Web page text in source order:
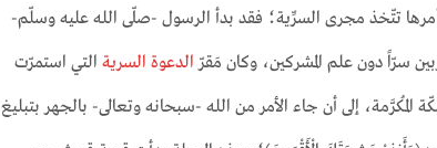
أمرها تتّخذ مجرى السرِّية؛ فقد بدأ الرسول -صلّى الله عليه وسلّم-
سرّاً دون علم المشركين، وكان مَقرّالدعوة السريةالتي استمرّت
إلى أن جاء الأمر من الله -سبحانه وتعالى- بالجهر بتبليغ